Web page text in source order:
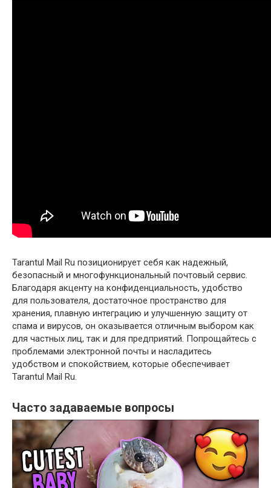
Tarantul Mail Ru позиционирует себя как надежный,
безопасный и многофункциональный почтовый сервис.
Благодаря акценту на конфиденциальность, удобство
для пользователя, достаточное пространство для
хранения, плавную интеграцию и улучшенную защиту от
спама и вирусов, он оказывается отличным выбором как
для частных лиц, так и для предприятий. Попрощайтесь с
проблемами электронной почты и насладитесь
удобством и спокойствием, которые обеспечивает
Tarantul Mail Ru.
Часто задаваемые вопросы